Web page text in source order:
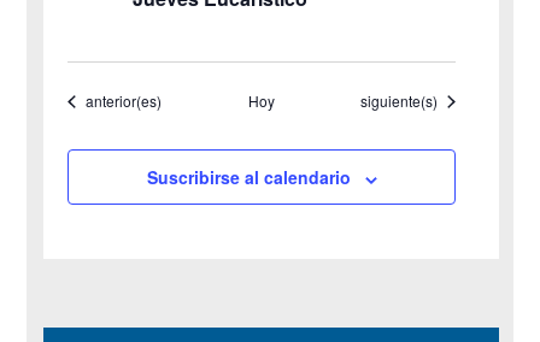
e
e
Eventos
anterior(es) Hoy Eventos
siguiente(s)
Suscribirse al calendario